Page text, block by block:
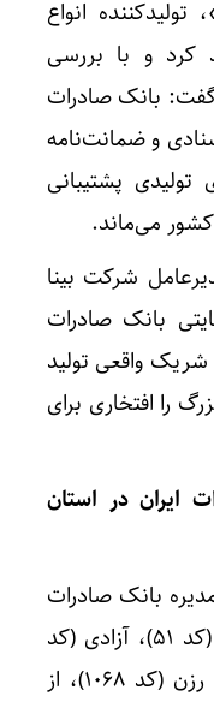
انواع
کرد و با بررسی
بانک صادرات
و ضمانت‌نامه
پشتیبانی
کشور می‌ماند.
شرکت بینا
بانک صادرات
شریک واقعی تولید
را افتخاری برای
ایران در استان
بانک صادرات
ایران با حضور در شعب همدان (کد ۵۱)، آزادی (کد
۹۵۲)، بلوار بهشت (کد ۱۳۶۰) و رزن (کد ۱۰۶۸)، از